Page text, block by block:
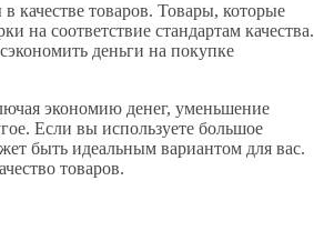
качестве товаров. Товары, которые
на соответствие стандартам качества.
деньги на покупке
экономию денег, уменьшение
Если вы используете большое
быть идеальным вариантом для вас.
товаров.